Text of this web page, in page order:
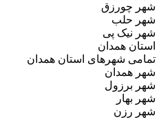
شهر چورزق
شهر حلب
شهر نیک پی
استان همدان
تمامی شهرهای استان همدان
شهر همدان
شهر برزول
شهر بهار
شهر رزن